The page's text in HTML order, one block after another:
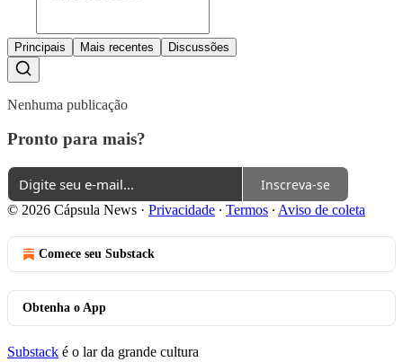
Principais Mais recentes Discussões
Nenhuma publicação
Pronto para mais?
Inscreva-se
© 2026 Cápsula News · Privacidade ∙ Termos ∙ Aviso de coleta
Comece seu Substack
Obtenha o App
Substack é o lar da grande cultura